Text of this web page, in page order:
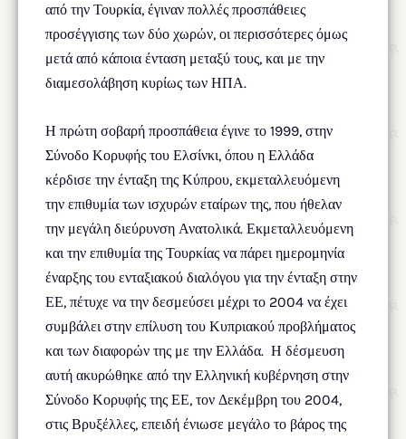
από την Τουρκία, έγιναν πολλές προσπάθειες
προσέγγισης των δύο χωρών, οι περισσότερες όμως
μετά από κάποια ένταση μεταξύ τους, και με την
διαμεσολάβηση κυρίως των ΗΠΑ.
Η πρώτη σοβαρή προσπάθεια έγινε το 1999, στην
Σύνοδο Κορυφής του Ελσίνκι, όπου η Ελλάδα
κέρδισε την ένταξη της Κύπρου, εκμεταλλευόμενη
την επιθυμία των ισχυρών εταίρων της, που ήθελαν
την μεγάλη διεύρυνση Ανατολικά. Εκμεταλλευόμενη
και την επιθυμία της Τουρκίας να πάρει ημερομηνία
έναρξης του ενταξιακού διαλόγου για την ένταξη στην
ΕΕ, πέτυχε να την δεσμεύσει μέχρι το 2004 να έχει
συμβάλει στην επίλυση του Κυπριακού προβλήματος
και των διαφορών της με την Ελλάδα. Η δέσμευση
αυτή ακυρώθηκε από την Ελληνική κυβέρνηση στην
Σύνοδο Κορυφής της ΕΕ, τον Δεκέμβρη του 2004,
στις Βρυξέλλες, επειδή ένιωσε μεγάλο το βάρος της